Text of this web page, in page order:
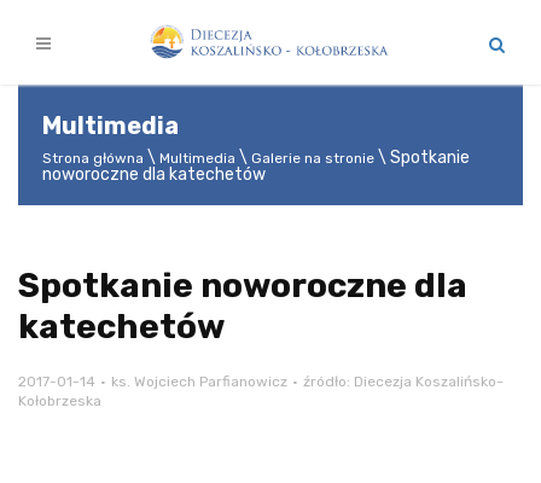
Multimedia
Strona główna Multimedia Galerie na stronie
Spotkanie
noworoczne dla katechetów
Spotkanie noworoczne dla
katechetów
2017-01-14 ks. Wojciech Parfianowicz
źródło: Diecezja Koszalińsko-
Kołobrzeska